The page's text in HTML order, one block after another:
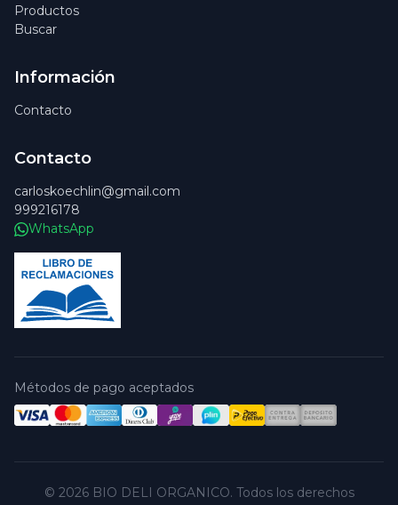
Productos
Buscar
Información
Contacto
Contacto
carloskoechlin@gmail.com
999216178
WhatsApp
Métodos de pago aceptados
© 2026 BIO DELI ORGANICO. Todos los derechos